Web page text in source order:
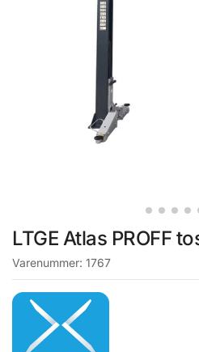
LTGE Atlas PROFF
Varenummer: 1767